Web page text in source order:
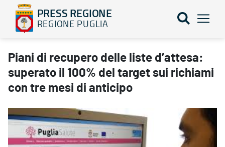
PRESS REGIONE
REGIONE PUGLIA
Piani di recupero delle liste d’attesa: superato il 100% del target
Piani di recupero delle liste d’attesa:
superato il 100% del target sui richiami
con tre mesi di anticipo